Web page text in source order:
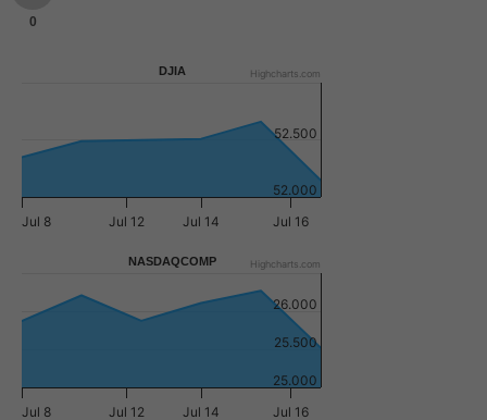
0
DJIA
Jul 8 Jul 12 Jul 14 Jul 16
52.000
52.500
Highcharts.com
NASDAQCOMP
Jul 8 Jul 12 Jul 14 Jul 16
25.000
25.500
26.000
Highcharts.com